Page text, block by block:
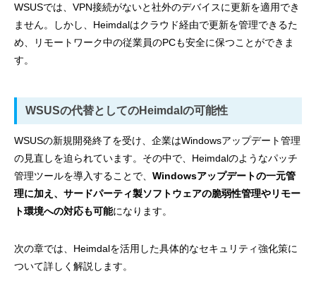
WSUSでは、VPN接続がないと社外のデバイスに更新を適用でき
ません。しかし、Heimdalはクラウド経由で更新を管理できるた
め、リモートワーク中の従業員のPCも安全に保つことができま
す。
WSUSの代替としてのHeimdalの可能性
WSUSの新規開発終了を受け、企業はWindowsアップデート管理
の見直しを迫られています。その中で、Heimdalのようなパッチ
管理ツールを導入することで、 Windowsアップデートの一元管
理に加え、サードパーティ製ソフトウェアの脆弱性管理やリモー
ト環境への対応も可能になります。
次の章では、Heimdalを活用した具体的なセキュリティ強化策に
ついて詳しく解説します。